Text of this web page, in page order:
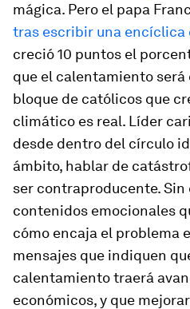
mágica. Pero el papa
tras escribir una encíclica
creció 10 puntos el
que el calentamiento será
bloque de católicos que
climático es real. Líder
desde dentro del círculo
ámbito, hablar de
ser contraproducente. Sin
contenidos emocionales
cómo encaja el problema
mensajes que indiquen
calentamiento traerá
económicos, y que